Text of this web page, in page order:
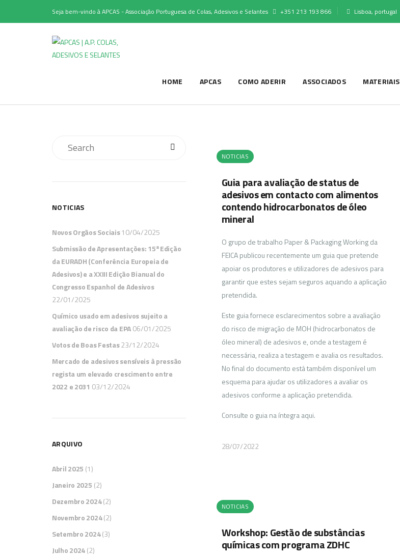
Seja bem-vindo à APCAS - Associação Portuguesa de Colas, Adesivos e Selantes +351 213 193 866 Lisboa, portugal
HOME APCAS COMO ADERIR ASSOCIADOS MATERIAIS
NOTICIAS
Guia para avaliação de status de
adesivos em contacto com alimentos
contendo hidrocarbonatos de óleo
mineral
O grupo de trabalho Paper & Packaging Working da
FEICA publicou recentemente um guia que pretende
apoiar os produtores e utilizadores de adesivos para
garantir que estes sejam seguros aquando a aplicação
pretendida.
Este guia fornece esclarecimentos sobre a avaliação
do risco de migração de MOH (hidrocarbonatos de
óleo mineral) de adesivos e, onde a testagem é
necessária, realiza a testagem e avalia os resultados.
No final do documento está também disponível um
esquema para ajudar os utilizadores a avaliar os
adesivos conforme a aplicação pretendida.
Consulte o guia na íntegra aqui.
28/07/2022
NOTICIAS
Workshop: Gestão de substâncias
químicas com programa ZDHC
NOTICIAS
Novos Orgãos Sociais10/04/2025
Submissão de Apresentações: 15ª Edição
da EURADH (Conferência Europeia de
Adesivos) e a XXIII Edição Bianual do
Congresso Espanhol de Adesivos
22/01/2025
Químico usado em adesivos sujeito a
avaliação de risco da EPA06/01/2025
Votos de Boas Festas23/12/2024
Mercado de adesivos sensíveis à pressão
regista um elevado crescimento entre
2022 e 2031 03/12/2024
ARQUIVO
Abril 2025 (1)
Janeiro 2025 (2)
Dezembro 2024(2)
Novembro 2024(2)
Setembro 2024(3)
Julho 2024(2)